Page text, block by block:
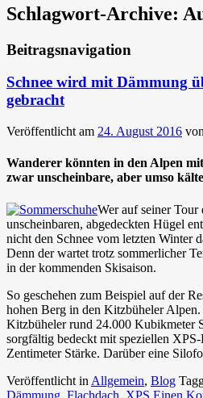
Schlagwort-Archive:
Beitragsnavigation
Schnee wird mit Dämmung
gebracht
Veröffentlicht am 24. August 2016 von
Wanderer könnten in den Alpen
zwar unscheinbare, aber umso
Wer auf seiner Tour
unscheinbaren, abgedeckten Hügel
nicht den Schnee vom letzten Winter
Denn der wartet trotz sommerlicher
in der kommenden Skisaison.
So geschehen zum Beispiel auf der
hohen Berg in den Kitzbüheler
Kitzbüheler rund 24.000 Kubikmeter
sorgfältig bedeckt mit speziellen
Zentimeter Stärke. Darüber eine
Veröffentlicht in Allgemein, Blog
Dämmung, Flachdach, XPS Einen